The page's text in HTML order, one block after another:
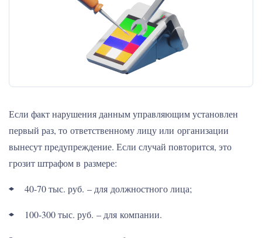
Если факт нарушения данным управляющим установлен
первый раз, то ответственному лицу или организации
вынесут предупреждение. Если случай повторится, это
грозит штрафом в размере:
40-70 тыс. руб. – для должностного лица;
100-300 тыс. руб. – для компании.